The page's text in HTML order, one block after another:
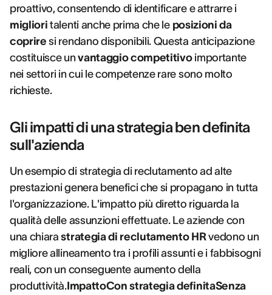
proattivo, consentendo di identificare e attrarre i
migliori talenti anche prima che le posizioni da
coprire si rendano disponibili. Questa anticipazione
costituisce unvantaggio competitivoimportante
nei settori in cui le competenze rare sono molto
richieste.
Gli impatti di una strategia ben definita
sull'azienda
Un esempio di strategia di reclutamento ad alte
prestazioni genera benefici che si propagano in tutta
l'organizzazione. L'impatto più diretto riguarda la
qualità delle assunzioni effettuate. Le aziende con
una chiarastrategia di reclutamento HRvedono un
migliore allineamento tra i profili assunti e i fabbisogni
reali, con un conseguente aumento della
produttività.ImpattoCon strategia definitaSenza